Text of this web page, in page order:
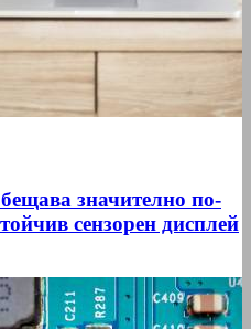
значително по-
сензорен дисплей